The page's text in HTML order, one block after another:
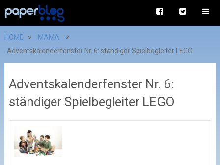
HOME
MAMA
Adventskalenderfenster Nr. 6: ständiger Spielbegleiter LEGO
Adventskalenderfenster Nr. 6:
ständiger Spielbegleiter LEGO